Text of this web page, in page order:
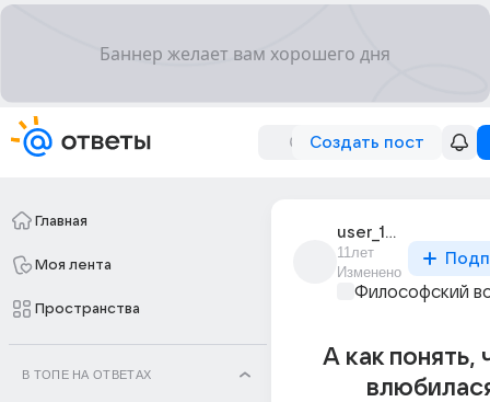
Создать пост
Главная
Моя лента
Пространства
В ТОПЕ НА ОТВЕТАХ
user_182358433
11лет
Изменено
Философский
А как понять,